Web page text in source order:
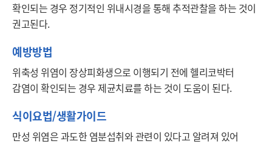
확인되는 경우 정기적인 위내시경을 통해 추적관찰을 하는 것이
권고된다.
예방방법
위축성 위염이 장상피화생으로 이행되기 전에 헬리코박터
감염이 확인되는 경우 제균치료를 하는 것이 도움이 된다.
식이요법/생활가이드
만성 위염은 과도한 염분섭취와 관련이 있다고 알려져 있어